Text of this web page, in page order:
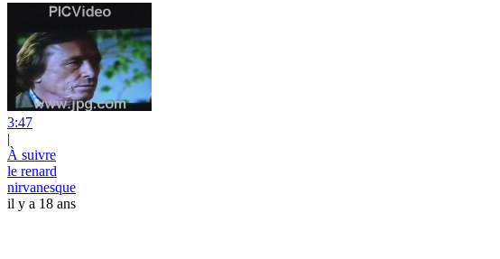
3:47
|
À suivre
le renard
nirvanesque
il y a 18 ans